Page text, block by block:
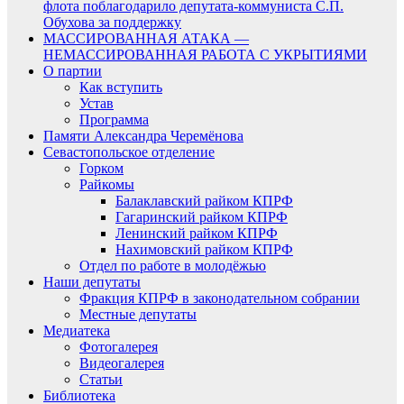
флота поблагодарило депутата-коммуниста С.П.
Обухова за поддержку
МАССИРОВАННАЯ АТАКА —
НЕМАССИРОВАННАЯ РАБОТА С УКРЫТИЯМИ
О партии
Как вступить
Устав
Программа
Памяти Александра Черемёнова
Севастопольское отделение
Горком
Райкомы
Балаклавский райком КПРФ
Гагаринский райком КПРФ
Ленинский райком КПРФ
Нахимовский райком КПРФ
Отдел по работе в молодёжью
Наши депутаты
Фракция КПРФ в законодательном собрании
Местные депутаты
Медиатека
Фотогалерея
Видеогалерея
Статьи
Библиотека